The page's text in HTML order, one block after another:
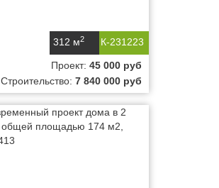
К-231223
312 м2
Проект: 45 000 руб
Строительство: 7 840 000 руб